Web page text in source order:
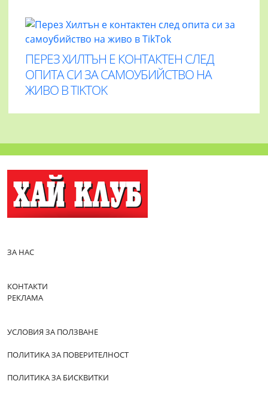
ПЕРЕЗ ХИЛТЪН Е КОНТАКТЕН СЛЕД
ОПИТА СИ ЗА САМОУБИЙСТВО НА
ЖИВО В TIKTOK
ЗА НАС
КОНТАКТИ
РЕКЛАМА
УСЛОВИЯ ЗА ПОЛЗВАНЕ
ПОЛИТИКА ЗА ПОВЕРИТЕЛНОСТ
ПОЛИТИКА ЗА БИСКВИТКИ